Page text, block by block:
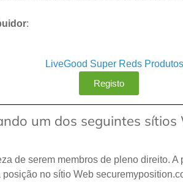
:
Registo
um dos seguintes sítios
de serem membros de pleno direito.
no sítio Web